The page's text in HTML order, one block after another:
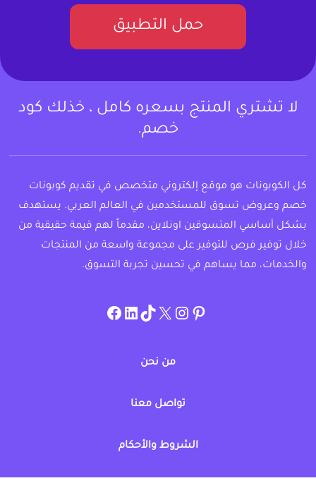
حمل التطبيق
لا تشتري المنتج بسعره كامل ، خذلك كود
خصم.
كل الكوبونات هو موقع إلكتروني متخصص في تقديم كوبونات
خصم وعروض تسوق للمستخدمين في العالم العربي. يستهدف
بشكل أساسي المتسوقين اونلاين، مقدماً لهم قيمة حقيقية من
خلال توفير فرص للتوفير على مجموعة واسعة من المنتجات
والخدمات، مما يساهم في تحسين تجربة التسوق.
pinterest
allcouponat
twitter
TikTok
linkedin
facebook
من نحن
تواصل معنا
الشروط والأحكام